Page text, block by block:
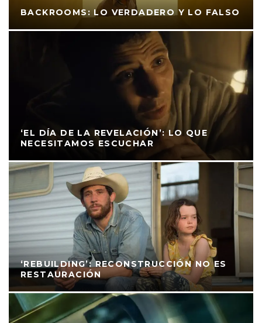
BACKROOMS: LO VERDADERO Y LO FALSO
‘EL DÍA DE LA REVELACIÓN’: LO QUE
NECESITAMOS ESCUCHAR
‘REBUILDING’: RECONSTRUCCIÓN NO ES
RESTAURACIÓN